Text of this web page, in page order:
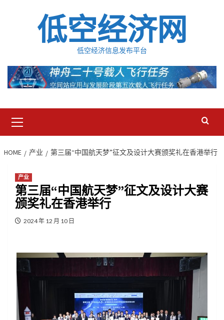
低空经济网
低空经济信息发布平台
Menu
HOME 产业 第三届“中国航天梦”征文及设计大赛颁奖礼在香港举行
产业
第三届“中国航天梦”征文及设计大赛
颁奖礼在香港举行
2024 年 12 月 10 日